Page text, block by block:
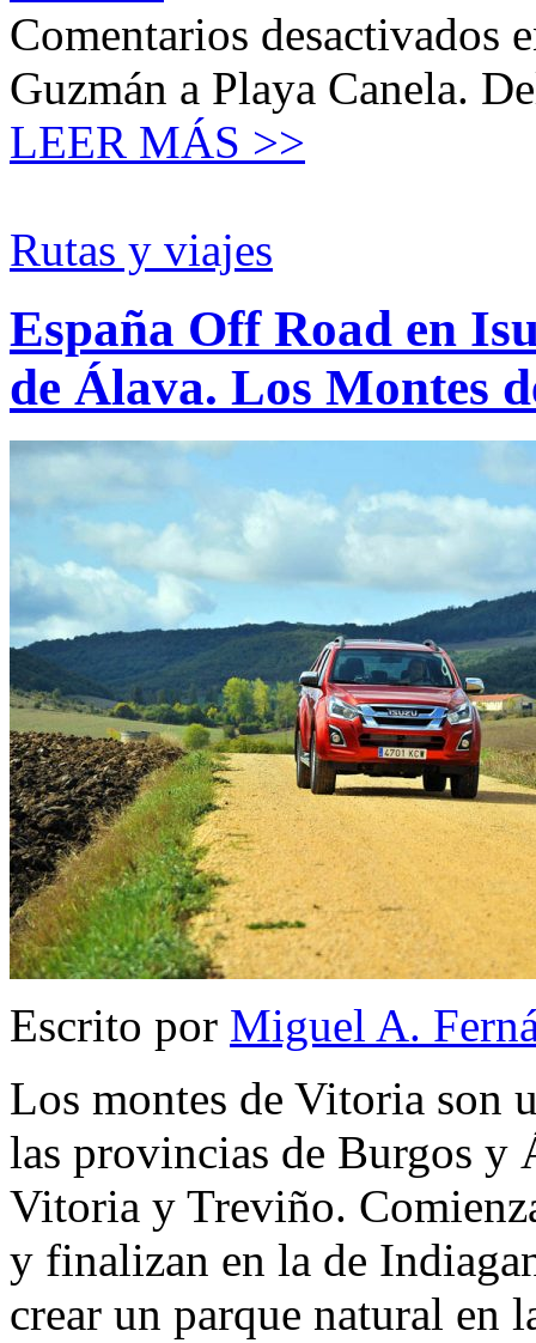
Comentarios desactivados
Guzmán a Playa Canela.
LEER MÁS >>
Rutas y viajes
España Off Road en
de Álava. Los Montes
Escrito por Miguel A.
Los montes de Vitoria son
las provincias de Burgos y
Vitoria y Treviño.
y finalizan en la de
crear un parque natural en